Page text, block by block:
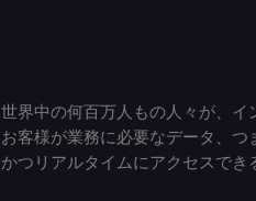
世界中の何百万人もの人々が、イ
お客様が業務に必要なデータ、
かつリアルタイムにアクセスでき